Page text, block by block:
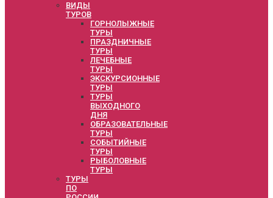
ВИДЫ
ТУРОВ
ГОРНОЛЫЖНЫЕ
ТУРЫ
ПРАЗДНИЧНЫЕ
ТУРЫ
ЛЕЧЕБНЫЕ
ТУРЫ
ЭКСКУРСИОННЫЕ
ТУРЫ
ТУРЫ
ВЫХОДНОГО
ДНЯ
ОБРАЗОВАТЕЛЬНЫЕ
ТУРЫ
СОБЫТИЙНЫЕ
ТУРЫ
РЫБОЛОВНЫЕ
ТУРЫ
ТУРЫ
ПО